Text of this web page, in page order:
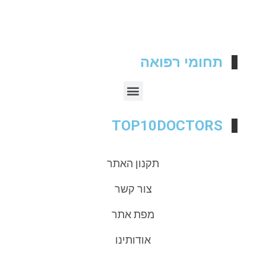
תחומי רפואה
TOP10DOCTORS
תקנון האתר
צור קשר
מפת אתר
אודותינו